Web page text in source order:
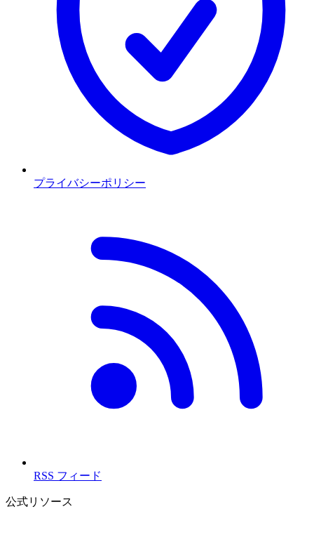
プライバシーポリシー
RSS フィード
公式リソース